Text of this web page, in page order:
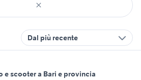
Dal più recente
e scooter a Bari e provincia